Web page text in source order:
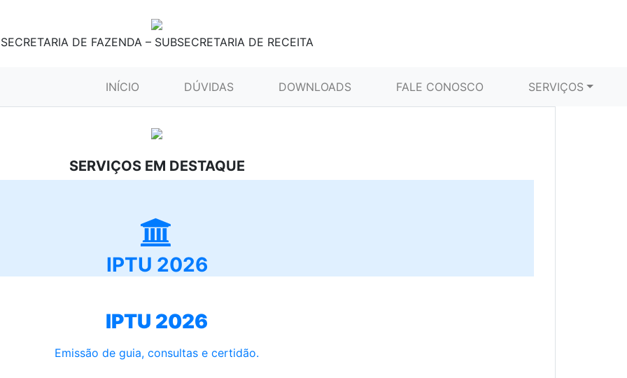
SECRETARIA DE FAZENDA – SUBSECRETARIA DE RECEITA
INÍCIO (CURRENT)DÚVIDAS DOWNLOADS FALE CONOSCO SERVIÇOS
SERVIÇOS EM DESTAQUE
IPTU 2026
IPTU 2026
Emissão de guia, consultas e certidão.